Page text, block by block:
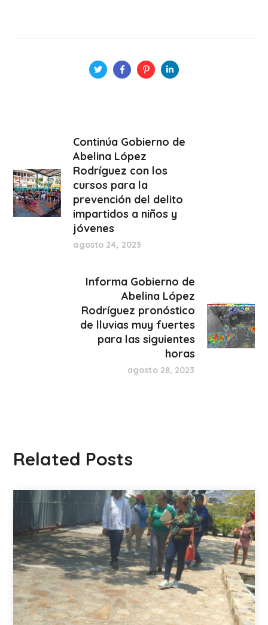
Continúa Gobierno de
Abelina López
Rodríguez con los
cursos para la
prevención del delito
impartidos a niños y
jóvenes
agosto 24, 2023
Informa Gobierno de
Abelina López
Rodríguez pronóstico
de lluvias muy fuertes
para las siguientes
horas
agosto 28, 2023
Related Posts